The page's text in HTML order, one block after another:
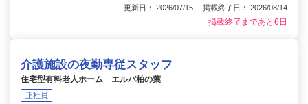
更新日： 2026/07/15 掲載終了日： 2026/08/14
掲載終了まであと6日
介護施設の夜勤専従スタッフ
住宅型有料老人ホーム エルバ柏の葉
正社員